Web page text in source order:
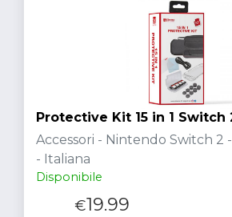
Protective Kit 15 in 1 Switch
Accessori - Nintendo Switch 2 -
- Italiana
Disponibile
€19.99